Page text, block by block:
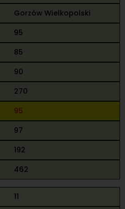
Gorzów Wielkopolski
95
85
90
270
95
97
192
462
11